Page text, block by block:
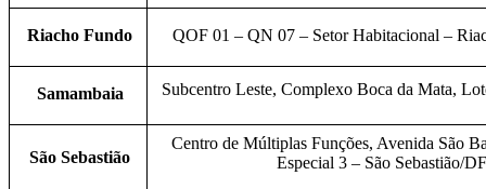
Riacho Fundo QOF 01 – QN 07 – Setor Habitacional –
Samambaia Subcentro Leste, Complexo Boca da Mata,
São Sebastião
Centro de Múltiplas Funções, Avenida São
Especial 3 – São Sebastião/DF